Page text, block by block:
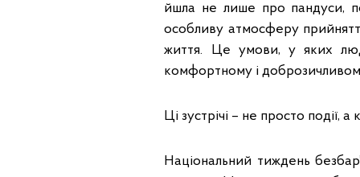
йшла не лише про пандуси,
особливу атмосферу
життя. Це умови, у яких
комфортному і доброзичливому
Ці зустрічі – не просто події,
Національний тиждень